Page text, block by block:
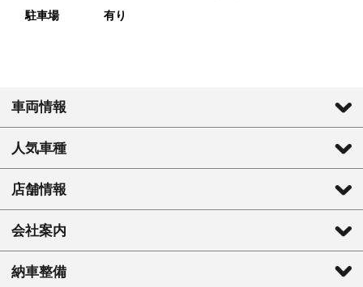
駐車場 有り
車両情報
人気車種
店舗情報
会社案内
納車整備